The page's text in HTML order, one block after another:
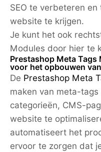
SEO te verbeteren
website te krijgen.
Je kunt het ook
Modules door hier te
Prestashop Meta Tags
voor het opbouwen
De Prestashop Meta
maken van meta-
categorieën, CMS-
website te
automatiseert het
ervoor te zorgen dat